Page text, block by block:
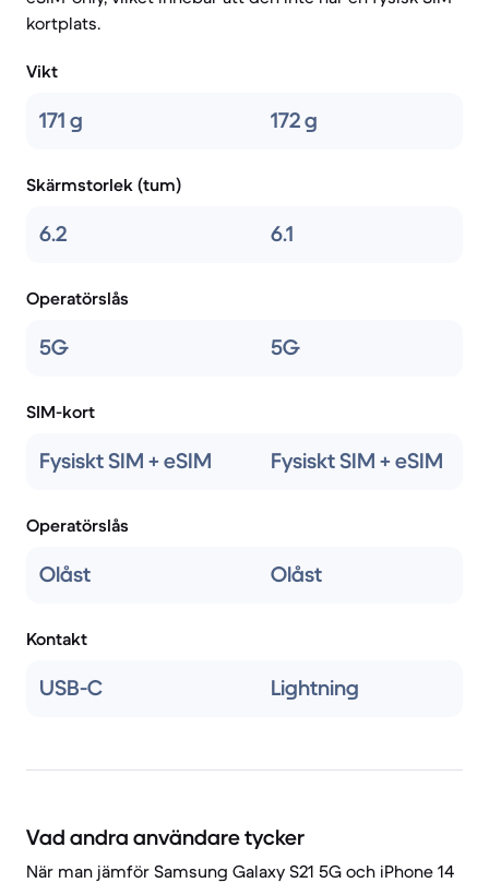
kortplats.
Vikt
171 g 172 g
Skärmstorlek (tum)
6.2 6.1
Operatörslås
5G 5G
SIM-kort
Fysiskt SIM + eSIM Fysiskt SIM + eSIM
Operatörslås
Olåst Olåst
Kontakt
USB-C Lightning
Vad andra användare tycker
När man jämför Samsung Galaxy S21 5G och iPhone 14